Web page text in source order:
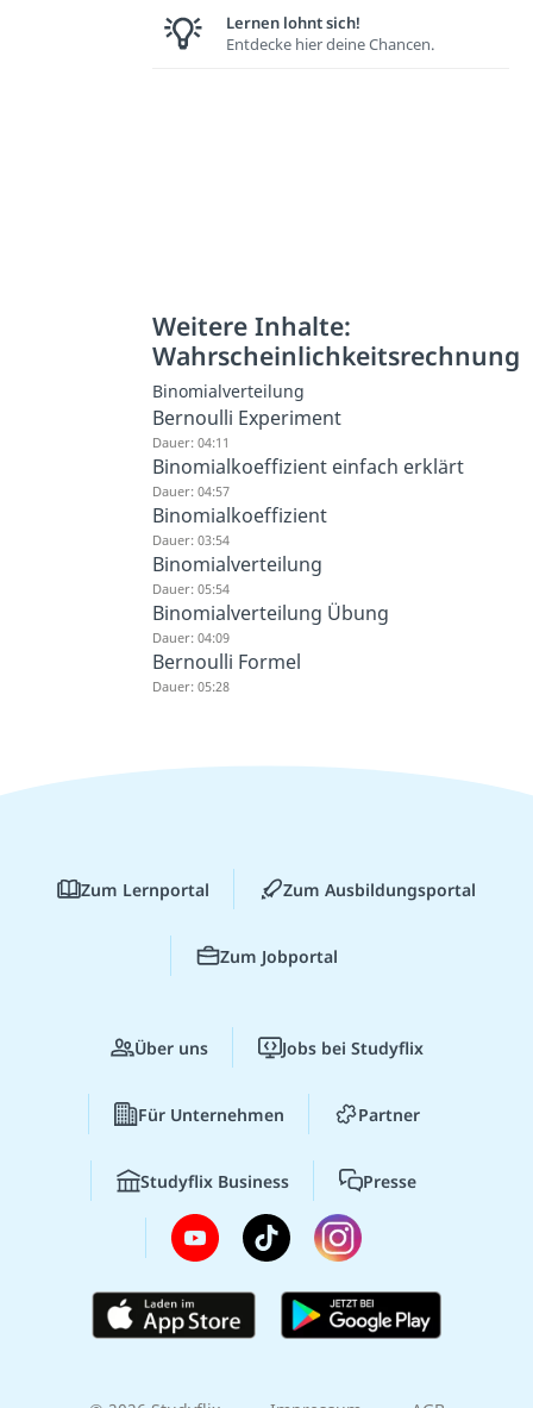
Lernen lohnt sich!
Entdecke hier deine Chancen.
Weitere Inhalte:
Wahrscheinlichkeitsrechnung
Binomialverteilung
Bernoulli Experiment
Dauer: 04:11
Binomialkoeffizient einfach erklärt
Dauer: 04:57
Binomialkoeffizient
Dauer: 03:54
Binomialverteilung
Dauer: 05:54
Binomialverteilung Übung
Dauer: 04:09
Bernoulli Formel
Dauer: 05:28
Zum Lernportal Zum Ausbildungsportal
Zum Jobportal
Über uns Jobs bei Studyflix
Für Unternehmen Partner
Studyflix Business Presse